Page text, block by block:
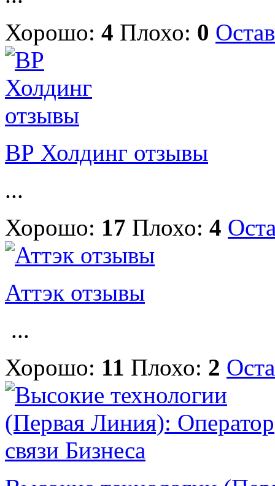
Хорошо: 4 Плохо: 0
ВР Холдинг отзывы
...
Хорошо: 17 Плохо: 4
Аттэк отзывы
...
Хорошо: 11 Плохо: 2